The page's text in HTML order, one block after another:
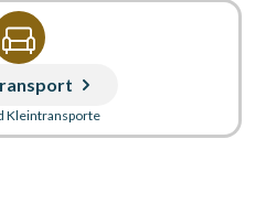
Kleintransporte